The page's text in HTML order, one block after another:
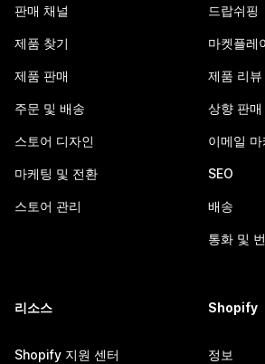
판매 채널
제품 찾기
제품 판매
주문 및 배송
스토어 디자인
마케팅 및 전환
스토어 관리
드랍쉬핑
마켓플레
제품 리뷰
상향 판
이메일 마
SEO
배송
통화 및
리소스
Shopify 지원 센터
Shopify
정보